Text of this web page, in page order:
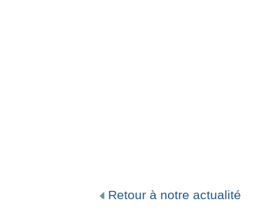
Retour à notre actualité